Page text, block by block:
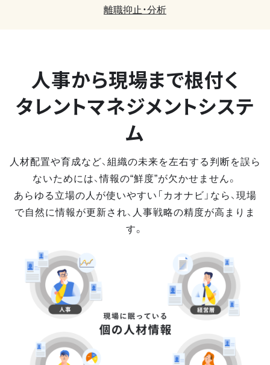
離職抑止・分析
人事から現場まで根付く
タレントマネジメントシステ
ム
人材配置や育成など、組織の未来を左右する判断を誤ら
ないためには、情報の“鮮度”が欠かせません。
あらゆる立場の人が使いやすい「カオナビ」なら、現場
で自然に情報が更新され、人事戦略の精度が高まりま
す。